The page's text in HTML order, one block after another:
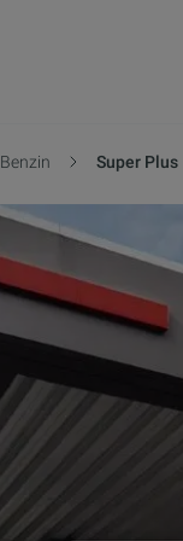
Benzin Super Plus